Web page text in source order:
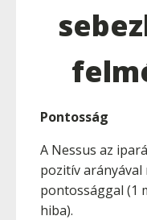
Pontosság
A Nessus az
pozitív
pontossággal (1
hiba).